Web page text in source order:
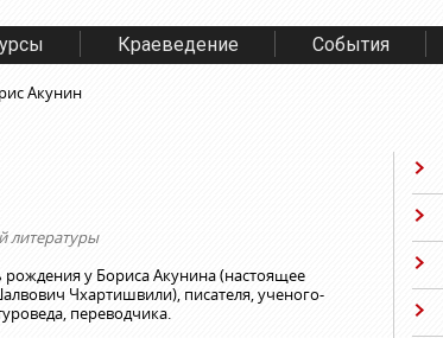
Краеведение События
Акунин
литературы
рождения у Бориса Акунина (настоящее
Чхартишвили), писателя, ученого-
переводчика.